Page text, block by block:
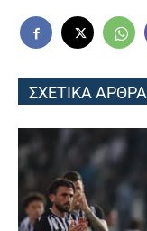
ΣΧΕΤΙΚΑ ΑΡΘΡΑ